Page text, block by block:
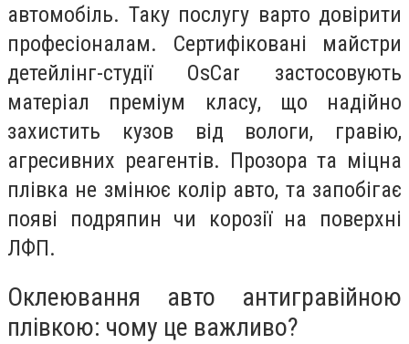
автомобіль. Таку послугу варто довірити
професіоналам. Сертифіковані майстри
детейлінг-студії OsCar застосовують
матеріал преміум класу, що надійно
захистить кузов від вологи, гравію,
агресивних реагентів. Прозора та міцна
плівка не змінює колір авто, та запобігає
появі подряпин чи корозії на поверхні
ЛФП.
Оклеювання авто антигравійною
плівкою: чому це важливо?